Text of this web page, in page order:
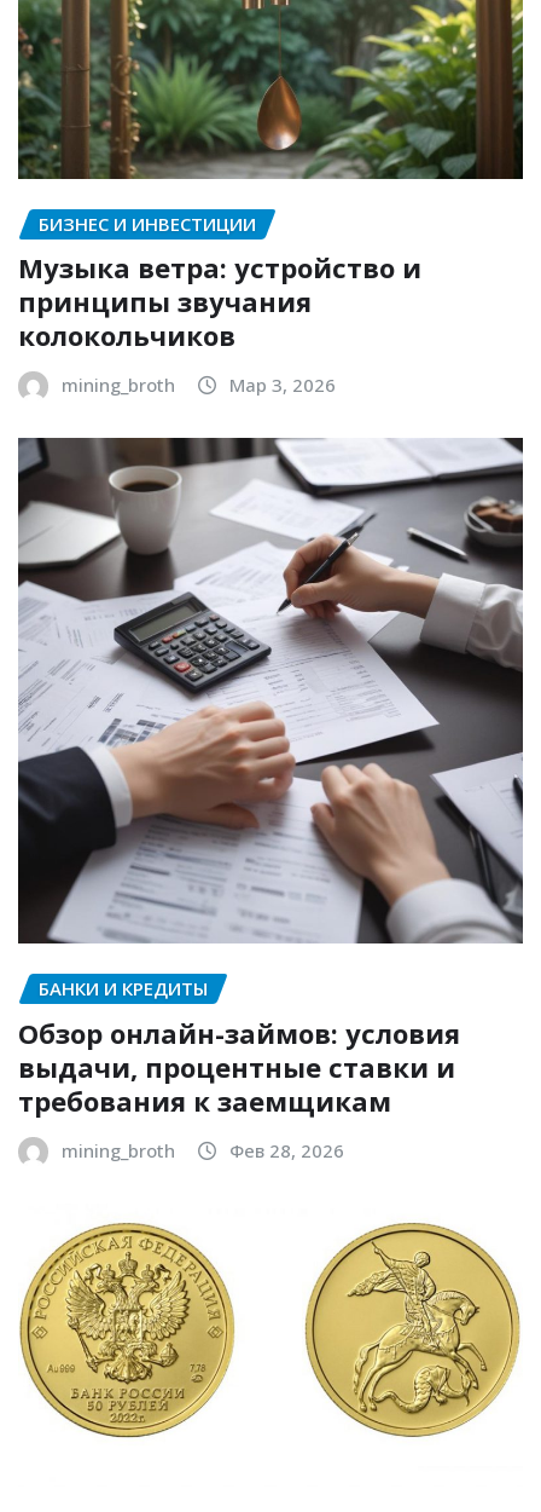
БИЗНЕС И ИНВЕСТИЦИИ
Музыка ветра: устройство и
принципы звучания
колокольчиков
mining_broth Мар 3, 2026
БАНКИ И КРЕДИТЫ
Обзор онлайн-займов: условия
выдачи, процентные ставки и
требования к заемщикам
mining_broth Фев 28, 2026